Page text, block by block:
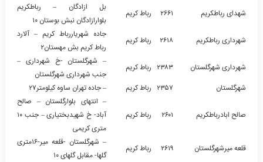
شهدای رباطکریم
۲۶۶۱ رباط کریم
بل ازادگان – رباطکریم
بلوارازادگان نبش بوستان ۱۰
شهرداری رباطکریم
۲۶۱۸ رباط کریم
جاده شهریاررباط کریم – آلارد
رباط کریم بش مهستان۲
شهرداری شهرگلستان
۲۳۸۳ رباط کریم
– شهرگلستان -خ شهرداری –
جنب شهرداری شهرگلستان
شهرگلستان
۲۳۵۷ رباط کریم – جاده تهران ساوه کیلومتر۲۷
صالح ابادرباطکریم ۲۶۰۱ رباط کریم
– انتهای بلوارگلستان – صالح
آباد- خ شهیدبختیاری – جنب ۱۰
متری کریمی
قلعه میرشهرگلستان
۲۶۱۹ رباط کریم
– شهرگلستان -قلعه میر-۱۶متری
گلها- مقابل گلهای ۱۰